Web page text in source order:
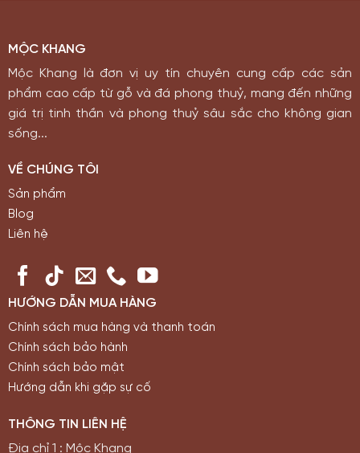
MỘC KHANG
Mộc Khang là đơn vị uy tín chuyên cung cấp các sản
phẩm cao cấp từ gỗ và đá phong thuỷ, mang đến những
giá trị tinh thần và phong thuỷ sâu sắc cho không gian
sống...
VỀ CHÚNG TÔI
Sản phẩm
Blog
Liên hệ
HƯỚNG DẪN MUA HÀNG
Chính sách mua hàng và thanh toán
Chính sách bảo hành
Chính sách bảo mật
Hướng dẫn khi gặp sự cố
THÔNG TIN LIÊN HỆ
Địa chỉ 1 : Mộc Khang